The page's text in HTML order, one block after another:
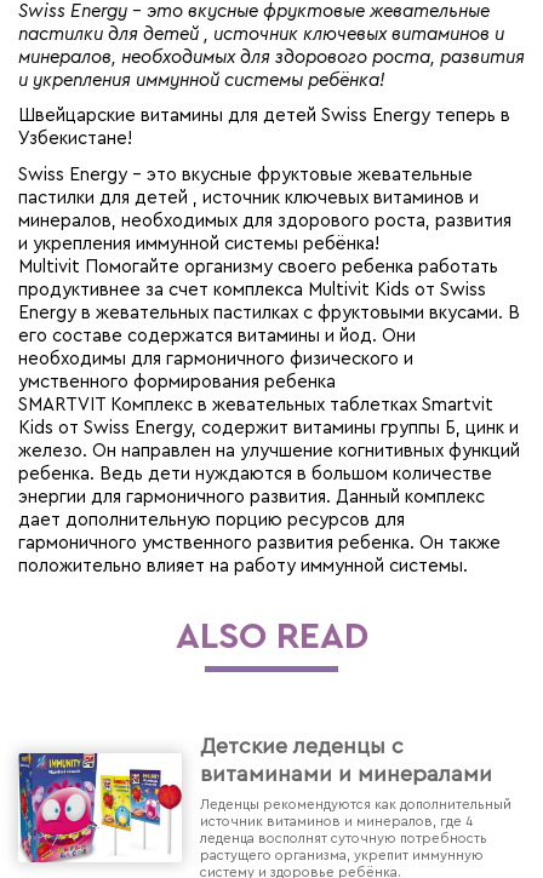
Swiss Energy - это вкусные фруктовые жевательные
пастилки для детей , источник ключевых витаминов и
минералов, необходимых для здорового роста, развития
и укрепления иммунной системы ребёнка!
Швейцарские витамины для детей Swiss Energy теперь в
Узбекистане!
Swiss Energy - это вкусные фруктовые жевательные
пастилки для детей , источник ключевых витаминов и
минералов, необходимых для здорового роста, развития
и укрепления иммунной системы ребёнка!
Multivit Помогайте организму своего ребенка работать
продуктивнее за счет комплекса Multivit Kids от Swiss
Energy в жевательных пастилках с фруктовыми вкусами. В
его составе содержатся витамины и йод. Они
необходимы для гармоничного физического и
умственного формирования ребенка
SMARTVIT Комплекс в жевательных таблетках Smartvit
Kids от Swiss Energy, содержит витамины группы Б, цинк и
железо. Он направлен на улучшение когнитивных функций
ребенка. Ведь дети нуждаются в большом количестве
энергии для гармоничного развития. Данный комплекс
дает дополнительную порцию ресурсов для
гармоничного умственного развития ребенка. Он также
положительно влияет на работу иммунной системы.
ALSO READ
Детские леденцы с
витаминами и минералами
Леденцы рекомендуются как дополнительный
источник витаминов и минералов, где 4
леденца восполнят суточную потребность
растущего организма, укрепит иммунную
систему и здоровье ребёнка.